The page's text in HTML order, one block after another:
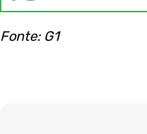
Fonte: G1